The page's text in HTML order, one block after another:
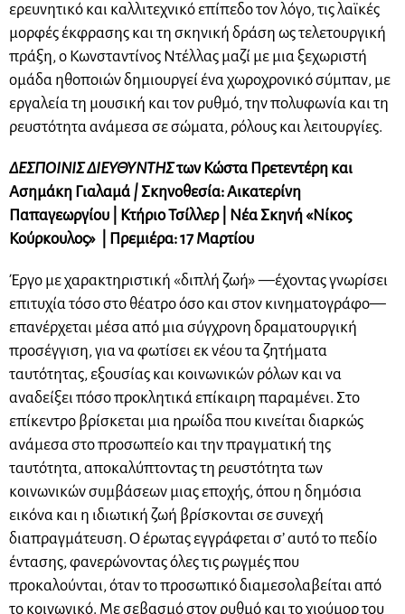
ερευνητικό και καλλιτεχνικό επίπεδο τον λόγο, τις λαϊκές
μορφές έκφρασης και τη σκηνική δράση ως τελετουργική
πράξη, ο Κωνσταντίνος Ντέλλας μαζί με μια ξεχωριστή
ομάδα ηθοποιών δημιουργεί ένα χωροχρονικό σύμπαν, με
εργαλεία τη μουσική και τον ρυθμό, την πολυφωνία και τη
ρευστότητα ανάμεσα σε σώματα, ρόλους και λειτουργίες.
ΔΕΣΠΟΙΝΙΣ ΔΙΕΥΘΥΝΤΗΣτων Κώστα Πρετεντέρη και
Ασημάκη Γιαλαμά |Σκηνοθεσία: Αικατερίνη
Παπαγεωργίου | Κτήριο Τσίλλερ | Νέα Σκηνή «Νίκος
Κούρκουλος» | Πρεμιέρα: 17 Μαρτίου
Έργο με χαρακτηριστική «διπλή ζωή» —έχοντας γνωρίσει
επιτυχία τόσο στο θέατρο όσο και στον κινηματογράφο—
επανέρχεται μέσα από μια σύγχρονη δραματουργική
προσέγγιση, για να φωτίσει εκ νέου τα ζητήματα
ταυτότητας, εξουσίας και κοινωνικών ρόλων και να
αναδείξει πόσο προκλητικά επίκαιρη παραμένει. Στο
επίκεντρο βρίσκεται μια ηρωίδα που κινείται διαρκώς
ανάμεσα στο προσωπείο και την πραγματική της
ταυτότητα, αποκαλύπτοντας τη ρευστότητα των
κοινωνικών συμβάσεων μιας εποχής, όπου η δημόσια
εικόνα και η ιδιωτική ζωή βρίσκονται σε συνεχή
διαπραγμάτευση. Ο έρωτας εγγράφεται σ’ αυτό το πεδίο
έντασης, φανερώνοντας όλες τις ρωγμές που
προκαλούνται, όταν το προσωπικό διαμεσολαβείται από
το κοινωνικό. Με σεβασμό στον ρυθμό και το χιούμορ του